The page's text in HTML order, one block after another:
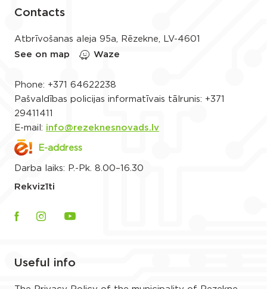
Contacts
Atbrīvošanas aleja 95a, Rēzekne, LV-4601
See on map
Waze
Phone: +371 64622238
Pašvaldības policijas informatīvais tālrunis: +371
29411411
E-mail: info@rezeknesnovads.lv
E-address
Darba laiks: P.-Pk. 8.00–16.30
Rekvizīti
Useful info